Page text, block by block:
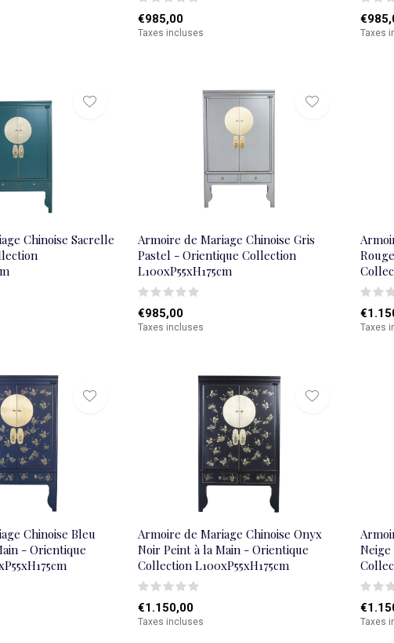
€985,00
Taxes incluses Taxes
Chinoise Sacrelle
Armoire de Mariage Chinoise Gris
Pastel - Orientique Collection
L100xP55xH175cm
€985,00
Taxes incluses Taxes
Chinoise Bleu
- Orientique
Armoire de Mariage Chinoise Onyx
Noir Peint à la Main - Orientique
Collection L100xP55xH175cm
€1.150,00
Taxes incluses Taxes